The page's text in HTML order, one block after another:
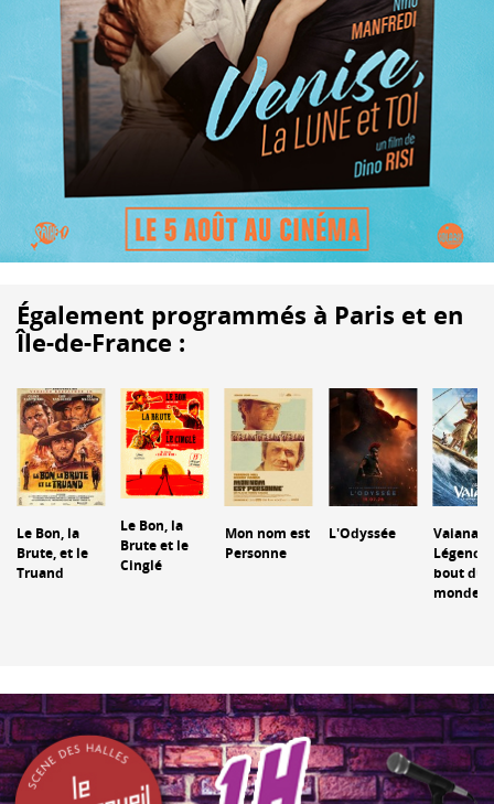
Également programmés à Paris et en
Île-de-France :
Le Bon, la
Brute, et le
Truand
Le Bon, la
Brute et le
Cinglé
Mon nom est
Personne
L'Odyssée
Vaiana :
Légende
bout du
monde